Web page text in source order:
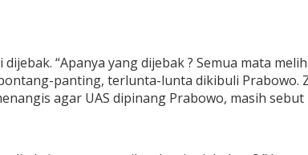
“Apanya yang dijebak ? Semua mata
panting, terlunta-lunta dikibuli Prabowo.
agar UAS dipinang Prabowo, masih sebut